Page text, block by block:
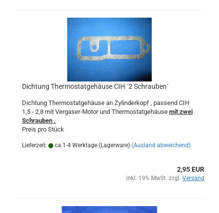
Dichtung Thermostatgehäuse CIH ´2 Schrauben´
Dichtung Thermostatgehäuse an Zylinderkopf , passend CIH
1,5 - 2,8 mit Vergaser-Motor und Thermostatgehäuse mit zwei
Schrauben .
Preis pro Stück
Lieferzeit: ca.1-4 Werktage (Lagerware) (Ausland abweichend)
2,95 EUR
inkl. 19% MwSt. zzgl. Versand